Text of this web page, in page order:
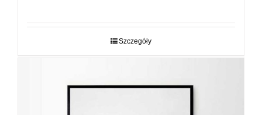
29,00 zł
Szczegóły